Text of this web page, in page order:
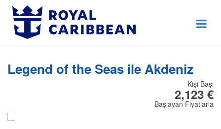
Anasayfa
Destek Hattı 444 80 92
Legend of the Seas ile Akdeniz
Kişi Başı
2,123 €
Başlayan Fiyatlarla